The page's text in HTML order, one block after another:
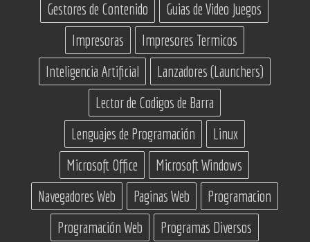
Gestores de Contenido
Guias de Video Juegos
Impresoras
Impresores Termicos
Inteligencia Artificial
Lanzadores (Launchers)
Lector de Codigos de Barra
Lenguajes de Programación
Linux
Microsoft Office
Microsoft Windows
Navegadores Web
Paginas Web
Programacion
Programación Web
Programas Diversos